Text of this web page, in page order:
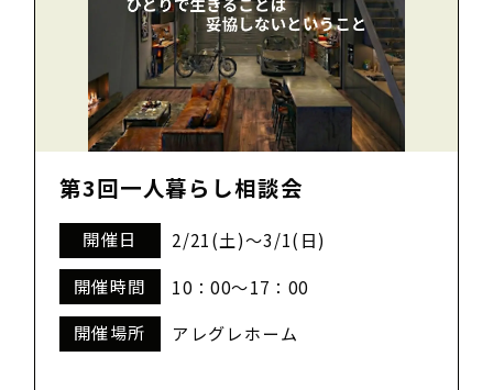
第3回一人暮らし相談会
開催日
2/21(土)～3/1(日)
開催時間
10：00～17：00
開催場所
アレグレホーム